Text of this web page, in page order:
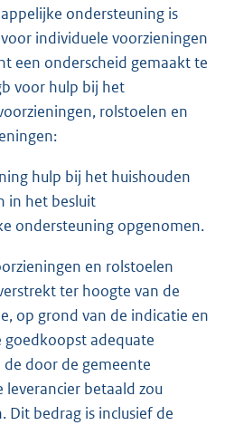
ondersteuning is
individuele voorzieningen
een onderscheid gemaakt te
voor hulp bij het
rolstoelen en
hulp bij het huishouden
in het besluit
ondersteuning opgenomen.
en rolstoelen
ter hoogte van de
op grond van de indicatie en
goedkoopst adequate
door de gemeente
leverancier betaald zou
Dit bedrag is inclusief de